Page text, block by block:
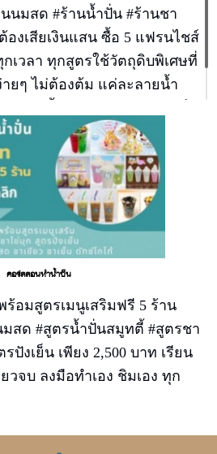
นมสด #ร้านน้ำปั่น #ร้านชา
องเสียเงินแสน ซื้อ 5 แฟรนไชส์
เวลา ทุกสูตรใช้วัตถุดิบพิเศษที่
ายๆ ไม่ต้องต้ม แค่ละลายน้ำ
คอร์สสอนทำน้ำปั่น
อมสูตรเมนูเสริมฟรี 5 ร้าน
สด #สูตรน้ำปั่นสมูทตี้ #สูตรชา
ปังเย็น เพียง 2,500 บาท เรียน
วจบ ลงมือทำเอง ชิมเอง ทุก